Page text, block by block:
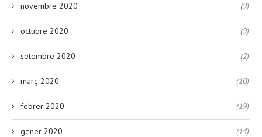
novembre 2020 (9)
octubre 2020 (9)
setembre 2020 (2)
març 2020 (10)
febrer 2020 (19)
gener 2020 (14)